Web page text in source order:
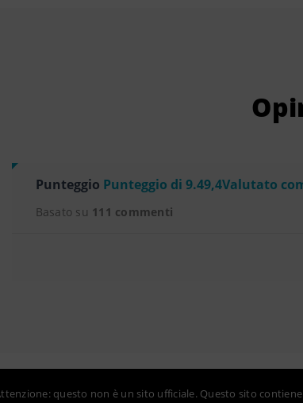
Punteggio Punteggio di 9.49,4Valutato
Basato su 111 commenti
questo non è un sito ufficiale. Questo sito